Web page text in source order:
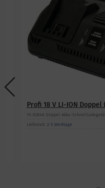
Profi 18 V LI-ION
Yt-82848 Doppel Akku-Schnellladegerät
Lieferzeit:
2-5 Werktage